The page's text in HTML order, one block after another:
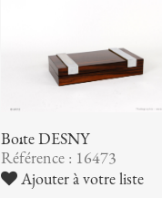
Boîte DESNY
Référence : 16473
Ajouter à votre liste